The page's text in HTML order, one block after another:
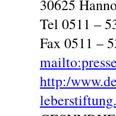
30625
Tel 0511 –
Fax 0511 –
http:/